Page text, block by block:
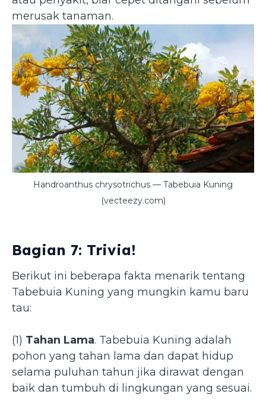
merusak tanaman.
Handroanthus chrysotrichus — Tabebuia Kuning
(vecteezy.com)
Bagian 7: Trivia!
Berikut ini beberapa fakta menarik tentang
Tabebuia Kuning yang mungkin kamu baru
tau:
(1) Tahan Lama. Tabebuia Kuning adalah
pohon yang tahan lama dan dapat hidup
selama puluhan tahun jika dirawat dengan
baik dan tumbuh di lingkungan yang sesuai.